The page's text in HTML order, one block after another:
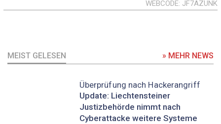
WEBCODE JF7AZUNK
MEIST GELESEN » MEHR NEWS
Überprüfung nach Hackerangriff
Update: Liechtensteiner
Justizbehörde nimmt nach
Cyberattacke weitere Systeme